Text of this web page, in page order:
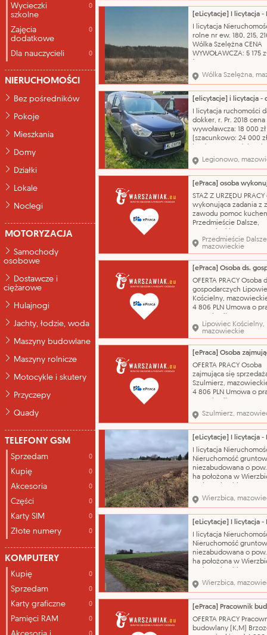
Wycieczki
szkolne
0
Zajęcia
dodatkowe
0
Dla nauczycieli 0
NIERUCHOMOŚCI
Bez pośredników
Pokoje
Mieszkania
Domy
Działki
Lokale
Noclegi
MOTORYZACJA
Samochody
osobowe
Dostawcze i
ciężarowe
Hulajnogi
Jachty, łodzie, woda
Maszyny budowlane
Maszyny rolnicze
Motocykle i skutery
Przyczepy
Quady
TELEFONY GSM
Sprzedam 0
Kupię 0
Akcesoria 0
Części 0
Karty SIM 0
Złote numery 0
KOMPUTERY
Kupię 0
Sprzedam 0
Karty graficzne 0
Pamięci RAM 0
lub zbiór dokumentów:
RA1Z/00012985/5
inne prawa rzeczowe:
własność Numer
działki i powierzchn
I licytacja
rolne nr ew. 180, 215,
Wólka Szelężna CENA
WYWOŁAWCZA: 5 175
Działki położone są w
ekstensywnego
oznaczonych
RE w obszarze
chronionego "Dolina
Zwolenki". Nazwa
Wólka Szelężna,
I licytacja ruchomości
dokker, r. Pr. 2018 cena
wywoławcza: 18 000 zł
(szacunkowo: 24 000
szyby w lewych
auta. Nazwa
samochód osobowy
dacia model: dokker
nadwozia: kombi
silnika: 1461 cm³
Legionowo,
STAŻ Z URZĘDU
wykonująca zadania z
zawodu pomoc
Przedmieście Dalsze,
dotyczy 01.09.2026 wg
programu stażu
średnie
zawód - Pomoc
kontakt przez PUP
przez Powiatowy
tel. 48332
Przedmieście
mazowieckie
OFERTA PRACY Osoba
gospodarczych
Kościelny,
4 806 PLN Umowa o
wykonywanie prac
remontowo-
prace porządkowe na
gminy wykształcenie -
podstawowe zawód -
gospodarczy kontakt
Kontakt przez Powia
Lipowiec Kościelny,
mazowieckie
OFERTA PRACY Osoba
zajmująca się
Szulmierz,
4 806 PLN Umowa o
obsługa kasy fiskalnej,
wykładanie towarów,
sprawdzanie terminów
produktów zawód -
Sprzedawca* kontakt
Kontakt przez
Pracy tel. 236730871
Szulmierz,
I licytacja
Nieruchomość
niezabudowana o
ha położona w
WYWOŁAWCZA: 528
(SZACUNKOWO: 704
Przedmiotem licytacji
nieruchomość
oznaczona numerem
ewidencyjnym 284 o
powierzchni 3,5800
Wierzbica,
I licytacja
Nieruchomość
niezabudowana o
ha położona w
WYWOŁAWCZA: 110
(SZACUNKOWO: 147
Przedmiotem licytacji
nieruchomość
o powierzchni 2,4700
położona we wsi
województwo
Wierzbica,
OFERTA PRACY
budowlany (K,M)